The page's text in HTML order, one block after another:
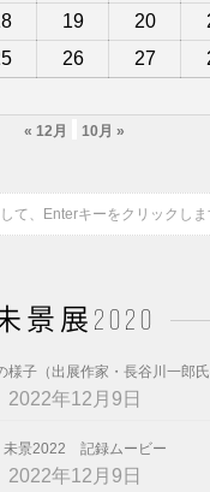
19 20
26 27
« 12月 10月 »
景展2020
子（出展作家・長谷川一郎氏
2022年12月9日
未景2022 記録ムービー
2022年12月9日